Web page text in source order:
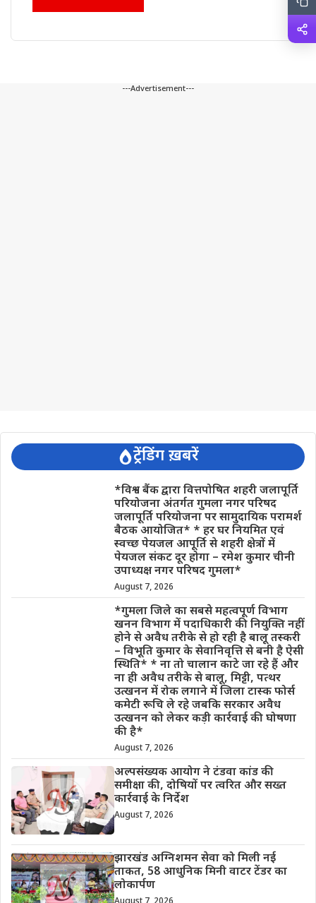
---Advertisement---
ट्रेंडिंग ख़बरें
*विश्व बैंक द्वारा वित्तपोषित शहरी जलापूर्ति
परियोजना अंतर्गत गुमला नगर परिषद
जलापूर्ति परियोजना पर सामुदायिक परामर्श
बैठक आयोजित* * हर घर नियमित एवं
स्वच्छ पेयजल आपूर्ति से शहरी क्षेत्रों में
पेयजल संकट दूर होगा – रमेश कुमार चीनी
उपाध्यक्ष नगर परिषद गुमला*
August 7, 2026
*गुमला जिले का सबसे महत्वपूर्ण विभाग
खनन विभाग में पदाधिकारी की नियुक्ति नहीं
होने से अवैध तरीके से हो रही है बालू तस्करी
– विभूति कुमार के सेवानिवृत्ति से बनी है ऐसी
स्थिति* * ना तो चालान काटे जा रहे हैं और
ना ही अवैध तरीके से बालू, मिट्टी, पत्थर
उत्खनन में रोक लगाने में जिला टास्क फोर्स
कमेटी रूचि ले रहे जबकि सरकार अवैध
उत्खनन को लेकर कड़ी कार्रवाई की घोषणा
की है*
August 7, 2026
अल्पसंख्यक आयोग ने टंडवा कांड की
समीक्षा की, दोषियों पर त्वरित और सख्त
कार्रवाई के निर्देश
August 7, 2026
झारखंड अग्निशमन सेवा को मिली नई
ताकत, 58 आधुनिक मिनी वाटर टेंडर का
लोकार्पण